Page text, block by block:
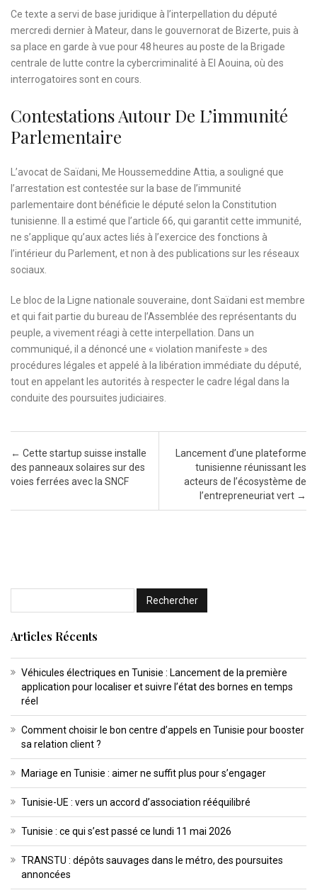
Ce texte a servi de base juridique à l’interpellation du député
mercredi dernier à Mateur, dans le gouvernorat de Bizerte, puis à
sa place en garde à vue pour 48 heures au poste de la Brigade
centrale de lutte contre la cybercriminalité à El Aouina, où des
interrogatoires sont en cours.
Contestations Autour De L’immunité
Parlementaire
L’avocat de Saïdani, Me Houssemeddine Attia, a souligné que
l’arrestation est contestée sur la base de l’immunité
parlementaire dont bénéficie le député selon la Constitution
tunisienne. Il a estimé que l’article 66, qui garantit cette immunité,
ne s’applique qu’aux actes liés à l’exercice des fonctions à
l’intérieur du Parlement, et non à des publications sur les réseaux
sociaux.
Le bloc de la Ligne nationale souveraine, dont Saïdani est membre
et qui fait partie du bureau de l’Assemblée des représentants du
peuple, a vivement réagi à cette interpellation. Dans un
communiqué, il a dénoncé une « violation manifeste » des
procédures légales et appelé à la libération immédiate du député,
tout en appelant les autorités à respecter le cadre légal dans la
conduite des poursuites judiciaires.
Post navigation
← Cette startup suisse installe
des panneaux solaires sur des
voies ferrées avec la SNCF
Lancement d’une plateforme
tunisienne réunissant les
acteurs de l’écosystème de
l’entrepreneuriat vert →
Articles Récents
Véhicules électriques en Tunisie : Lancement de la première
application pour localiser et suivre l’état des bornes en temps
réel
Comment choisir le bon centre d’appels en Tunisie pour booster
sa relation client ?
Mariage en Tunisie : aimer ne suffit plus pour s’engager
Tunisie-UE : vers un accord d’association rééquilibré
Tunisie : ce qui s’est passé ce lundi 11 mai 2026
TRANSTU : dépôts sauvages dans le métro, des poursuites
annoncées